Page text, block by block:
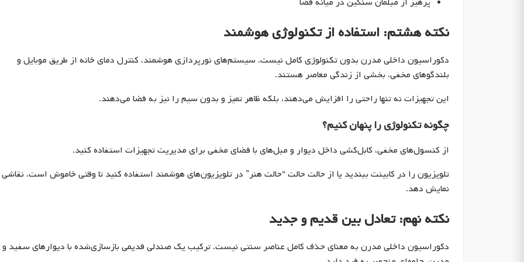
نکته هشتم: استفاده از تکنولوژی هوشمند
دکوراسیون داخلی مدرن بدون تکنولوژی کامل نیست. سیستم‌های نورپردازی هوشمند، کنترل دمای خانه از طریق موبایل و
بلندگوهای مخفی، بخشی از زندگی معاصر هستند.
این تجهیزات نه تنها راحتی را افزایش می‌دهند، بلکه ظاهر تمیز و بدون سیم را نیز به فضا می‌دهند.
چگونه تکنولوژی را پنهان کنیم؟
از کنسول‌های مخفی، کابل‌کشی داخل دیوار و مبل‌های با فضای مخفی برای مدیریت تجهیزات استفاده کنید.
تلویزیون را در کابینت ببندید یا از حالت حالت “حالت هنر” در تلویزیون‌های هوشمند استفاده کنید تا وقتی خاموش است، نقاشی
نمایش دهد.
نکته نهم: تعادل بین قدیم و جدید
دکوراسیون داخلی مدرن به معنای حذف کامل عناصر سنتی نیست. ترکیب یک صندلی قدیمی بازسازی‌شده با دیوارهای سفید و